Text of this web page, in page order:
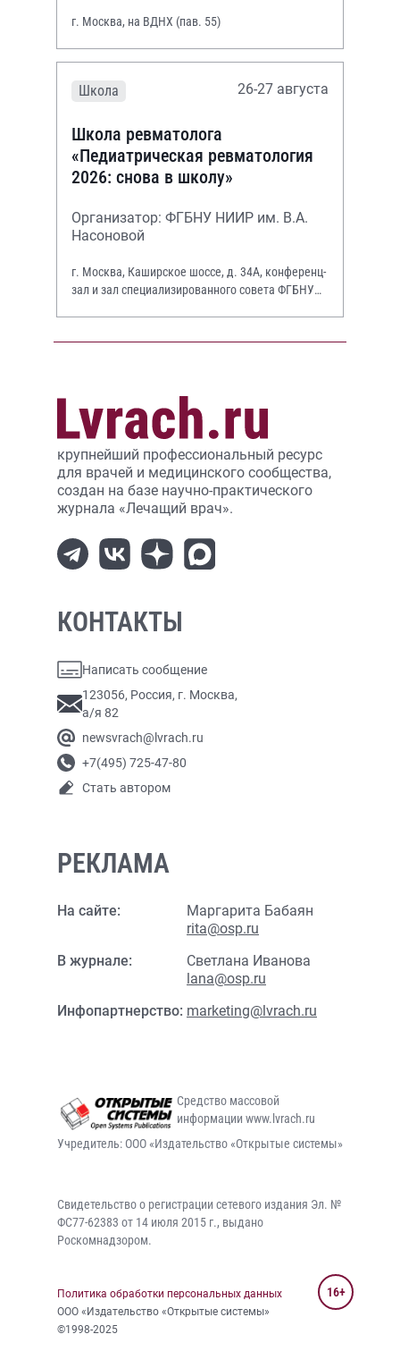
г. Москва, на ВДНХ (пав. 55)
Школа 26-27 августа
Школа ревматолога
«Педиатрическая ревматология
2026: снова в школу»
Организатор: ФГБНУ НИИР им. В.А.
Насоновой
г. Москва, Каширское шоссе, д. 34А, конференц-
зал и зал специализированного совета ФГБНУ
крупнейший профессиональный ресурс
для врачей и медицинского сообщества,
создан на базе научно-практического
журнала «Лечащий врач».
КОНТАКТЫ
Написать сообщение
123056, Россия, г. Москва,
а/я 82
newsvrach@lvrach.ru
+7(495) 725-47-80
Стать автором
РЕКЛАМА
На сайте:
Маргарита Бабаян
rita@osp.ru
В журнале:
Светлана Иванова
lana@osp.ru
Инфопартнерство: marketing@lvrach.ru
Средство массовой
информации www.lvrach.ru
Учредитель: ООО «Издательство «Открытые системы»
Свидетельство о регистрации сетевого издания Эл. №
ФС77-62383 от 14 июля 2015 г., выдано
Роскомнадзором.
Политика обработки персональных данных
ООО «Издательство «Открытые системы»
©1998-2025
16+